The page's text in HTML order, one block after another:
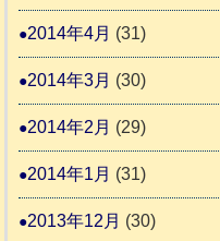
2014年4月 (31)
2014年3月 (30)
2014年2月 (29)
2014年1月 (31)
2013年12月 (30)